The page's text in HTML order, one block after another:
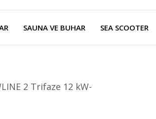
SAUNA VE BUHAR SEA SCOOTER
2 Trifaze 12 kW-